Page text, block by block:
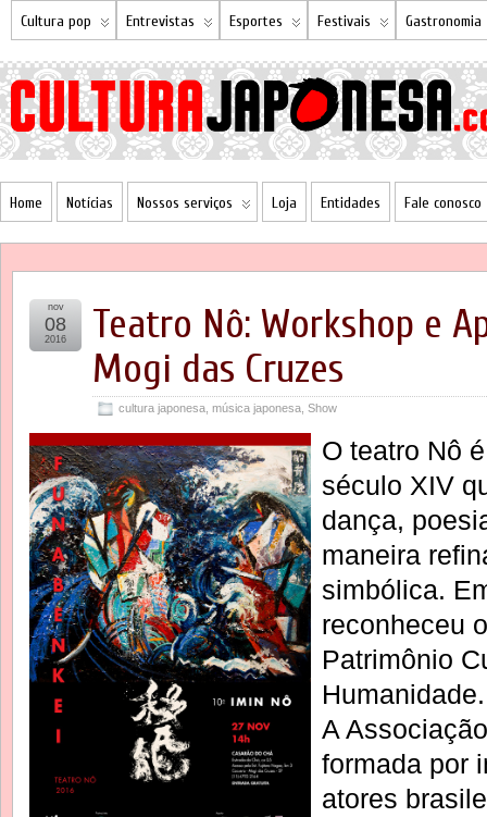
Cultura pop Entrevistas Esportes Festivais Gastronomia
Home Notícias Nossos serviços Loja Entidades Fale conosco
Teatro Nô: Workshop e
Mogi das Cruzes
cultura japonesa música japonesa Show
nov
08
2016
O teatro Nô
século XIV
dança,
maneira
simbólica.
reconheceu
Patrimônio
Humanidade.
A
formada por
atores